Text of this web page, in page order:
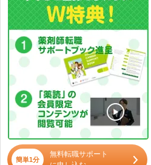
簡単1分
無料転職サポート